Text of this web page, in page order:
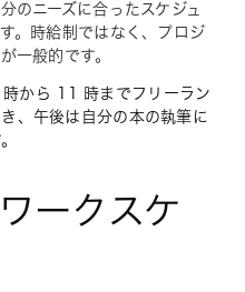
のニーズに合ったスケジュ
。時給制ではなく、プロジ
一般的です。
から 11 時までフリーラン
、午後は自分の本の執筆に
ークスケ